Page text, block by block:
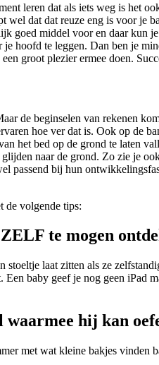
leren dat als iets weg is het
dat dat reuze eng is voor
goed middel voor en daar
hoofd te leggen. Dan ben je
groot plezier ermee doen.
de beginselen van rekenen
hoe ver dat is. Ook op de
het bed op de grond te laten
naar de grond. Zo zie je
passend bij hun
de volgende tips:
te mogen
laat zitten als ze
baby geef je nog geen iPad
hij kan
met wat kleine bakjes vinden